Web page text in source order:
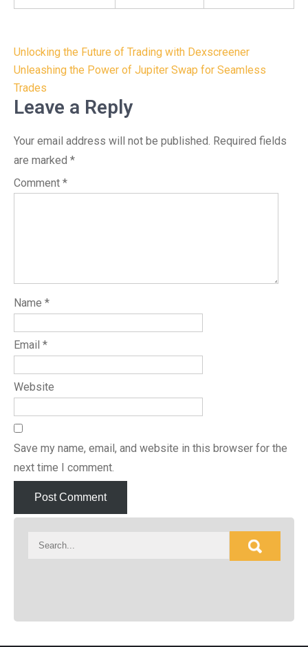
Post
navigation
Unlocking the Future of Trading with Dexscreener
Unleashing the Power of Jupiter Swap for Seamless
Trades
Leave a Reply
Your email address will not be published. Required fields
are marked *
Comment *
Name *
Email *
Website
Save my name, email, and website in this browser for the
next time I comment.